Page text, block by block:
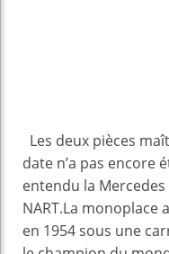
Les deux pièces
date n’a pas encore
entendu la
NART.La monoplace
en 1954 sous une